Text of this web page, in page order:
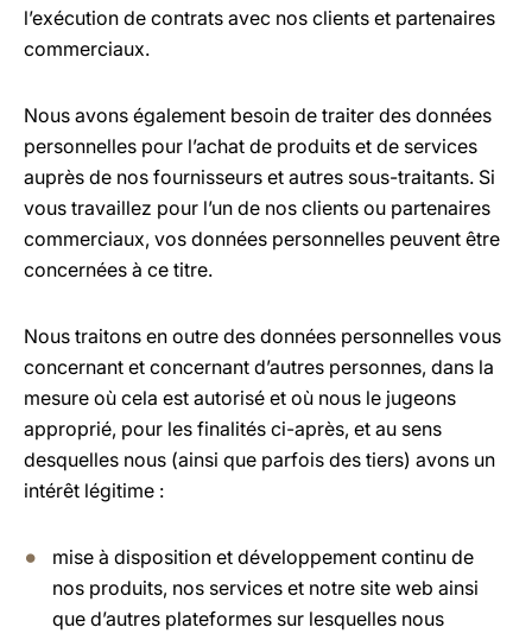
l’exécution de contrats avec nos clients et partenaires
commerciaux.
Nous avons également besoin de traiter des données
personnelles pour l’achat de produits et de services
auprès de nos fournisseurs et autres sous-traitants. Si
vous travaillez pour l’un de nos clients ou partenaires
commerciaux, vos données personnelles peuvent être
concernées à ce titre.
Nous traitons en outre des données personnelles vous
concernant et concernant d’autres personnes, dans la
mesure où cela est autorisé et où nous le jugeons
approprié, pour les finalités ci-après, et au sens
desquelles nous (ainsi que parfois des tiers) avons un
intérêt légitime :
mise à disposition et développement continu de
nos produits, nos services et notre site web ainsi
que d’autres plateformes sur lesquelles nous